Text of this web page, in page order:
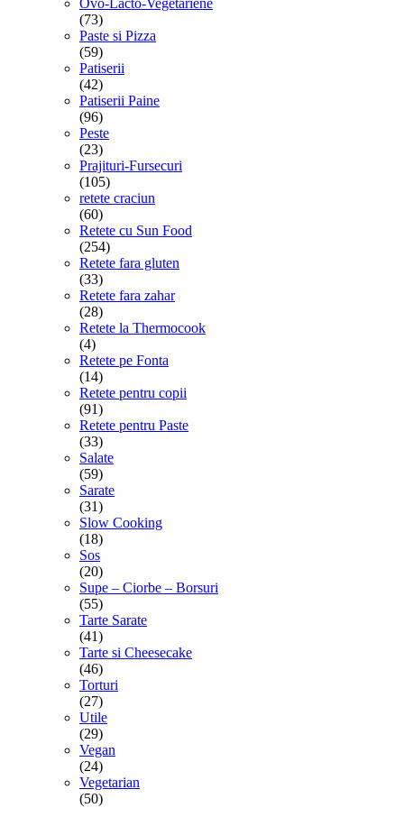
Ovo-Lacto-Vegetariene
(73)
Paste si Pizza
(59)
Patiserii
(42)
Patiserii Paine
(96)
Peste
(23)
Prajituri-Fursecuri
(105)
retete craciun
(60)
Retete cu Sun Food
(254)
Retete fara gluten
(33)
Retete fara zahar
(28)
Retete la Thermocook
(4)
Retete pe Fonta
(14)
Retete pentru copii
(91)
Retete pentru Paste
(33)
Salate
(59)
Sarate
(31)
Slow Cooking
(18)
Sos
(20)
Supe – Ciorbe – Borsuri
(55)
Tarte Sarate
(41)
Tarte si Cheesecake
(46)
Torturi
(27)
Utile
(29)
Vegan
(24)
Vegetarian
(50)